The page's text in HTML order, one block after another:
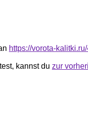
https://vorota-
kannst du zur